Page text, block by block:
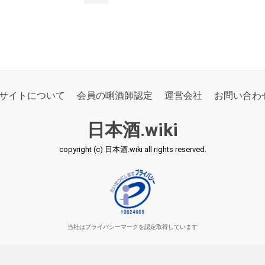
イトについて 会員の唎酒師認定 運営会社 お問い合わ
日本酒.wiki
copyright (c) 日本酒.wiki all rights reserved.
当社はプライバシーマークを認定取得しています